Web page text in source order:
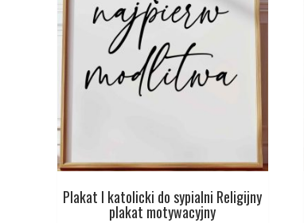
Plakat I katolicki do sypialni Religijny
plakat motywacyjny